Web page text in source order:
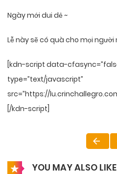
Ngày mới dui dẻ ~
Lễ này sẽ có quà cho mọi người
[kdn-script data-
type=”text/javascript”
src=”https://
[/kdn-script]
YOU MAY ALSO LIKE